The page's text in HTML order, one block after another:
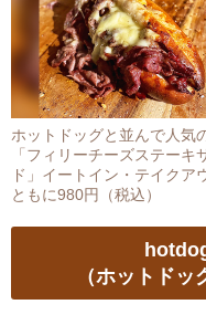
ホットドッグと並んで人気
「フィリーチーズステーキ
ド」イートイン・テイクア
ともに980円（税込）
（ホットドッ